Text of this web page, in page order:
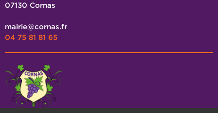
07130 Cornas
mairie@cornas.fr
04 75 81 81 65